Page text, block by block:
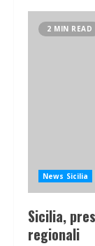
2 MIN READ
News Sicilia
Sicilia,
regionali